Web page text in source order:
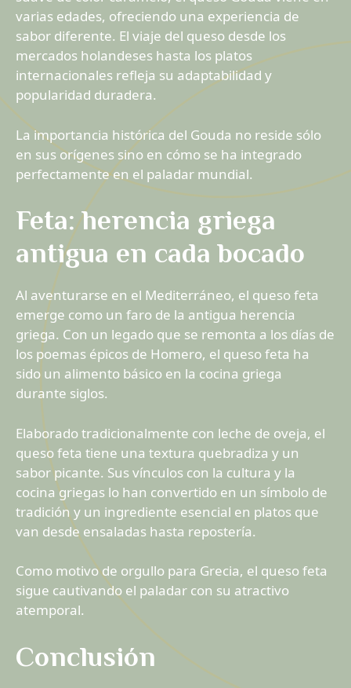
varias edades, ofreciendo una experiencia de
sabor diferente. El viaje del queso desde los
mercados holandeses hasta los platos
internacionales refleja su adaptabilidad y
popularidad duradera.
La importancia histórica del Gouda no reside sólo
en sus orígenes sino en cómo se ha integrado
perfectamente en el paladar mundial.
Feta: herencia griega
antigua en cada bocado
Al aventurarse en el Mediterráneo, el queso feta
emerge como un faro de la antigua herencia
griega. Con un legado que se remonta a los días de
los poemas épicos de Homero, el queso feta ha
sido un alimento básico en la cocina griega
durante siglos.
Elaborado tradicionalmente con leche de oveja, el
queso feta tiene una textura quebradiza y un
sabor picante. Sus vínculos con la cultura y la
cocina griegas lo han convertido en un símbolo de
tradición y un ingrediente esencial en platos que
van desde ensaladas hasta repostería.
Como motivo de orgullo para Grecia, el queso feta
sigue cautivando el paladar con su atractivo
atemporal.
Conclusión